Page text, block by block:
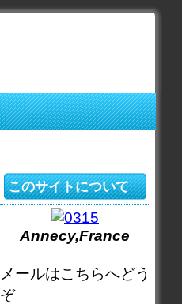
このサイトについて
Annecy,France
メールはこちらへどう
ぞ